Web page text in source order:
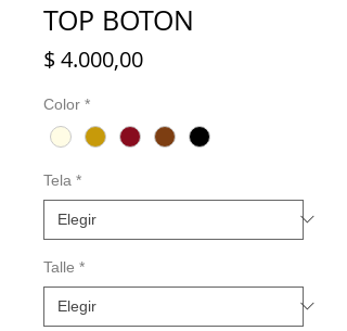
TOP BOTON
$ 4.000,00Precio
Color *
Tela *
Talle *